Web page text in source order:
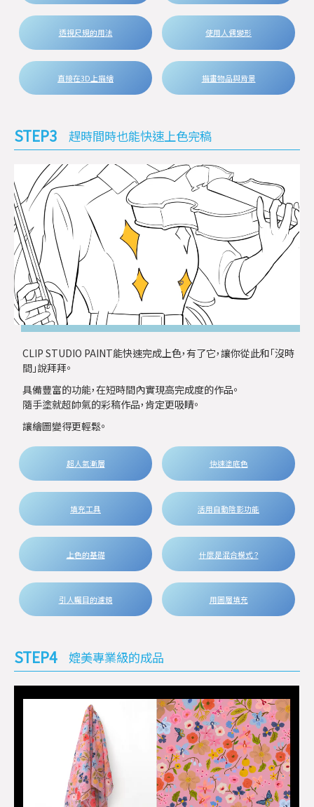
透視尺規的用法 使用人偶變形
直接在3D上描繪 描畫物品與背景
STEP3 趕時間時也能快速上色完稿
CLIP STUDIO PAINT能快速完成上色，有了它，讓你從此和「沒時
間」說拜拜。
具備豐富的功能，在短時間內實現高完成度的作品。
隨手塗就超帥氣的彩稿作品，肯定更吸睛。
讓繪圖變得更輕鬆。
超人氣漸層 快速塗底色
填充工具 活用自動陰影功能
上色的基礎 什麼是混合模式？
引人矚目的濾鏡 用圖層填充
STEP4 媲美專業級的成品